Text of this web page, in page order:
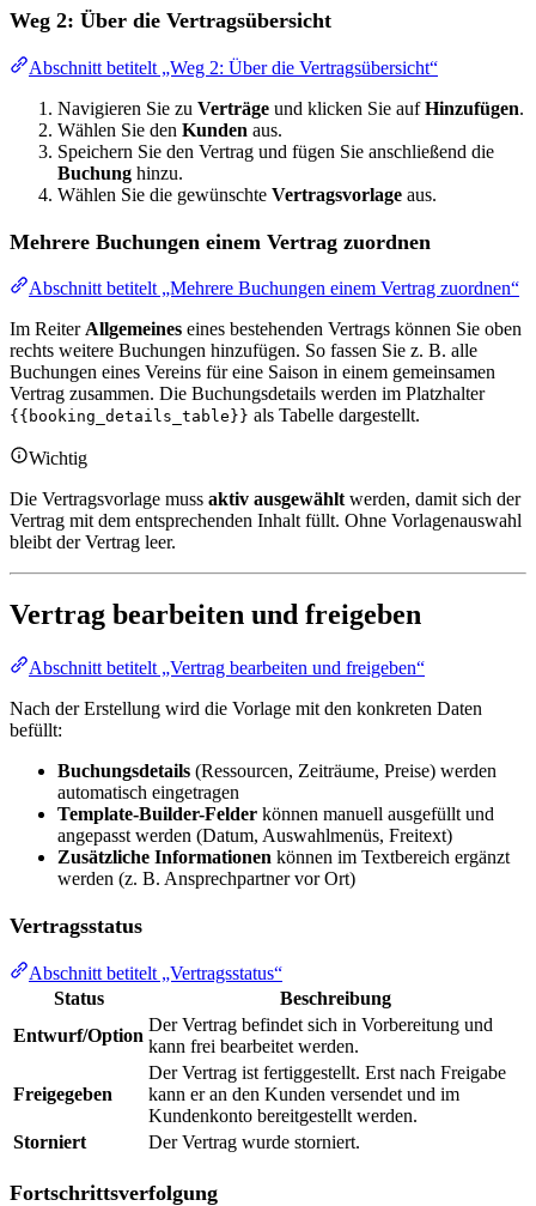
Weg 2: Über die Vertragsübersicht
Abschnitt betitelt „Weg 2: Über die Vertragsübersicht“
Navigieren Sie zu Verträge und klicken Sie aufHinzufügen.
Wählen Sie den Kunden aus.
Speichern Sie den Vertrag und fügen Sie anschließend die
Buchung hinzu.
Wählen Sie die gewünschte Vertragsvorlage aus.
Mehrere Buchungen einem Vertrag zuordnen
Abschnitt betitelt „Mehrere Buchungen einem Vertrag zuordnen“
Im ReiterAllgemeines eines bestehenden Vertrags können Sie oben
rechts weitere Buchungen hinzufügen. So fassen Sie z. B. alle
Buchungen eines Vereins für eine Saison in einem gemeinsamen
Vertrag zusammen. Die Buchungsdetails werden im Platzhalter
{{booking_details_table}} als Tabelle dargestellt.
Wichtig
Die Vertragsvorlage muss aktiv ausgewähltwerden, damit sich der
Vertrag mit dem entsprechenden Inhalt füllt. Ohne Vorlagenauswahl
bleibt der Vertrag leer.
Vertrag bearbeiten und freigeben
Abschnitt betitelt „Vertrag bearbeiten und freigeben“
Nach der Erstellung wird die Vorlage mit den konkreten Daten
befüllt:
Buchungsdetails (Ressourcen, Zeiträume, Preise) werden
automatisch eingetragen
Template-Builder-Felder können manuell ausgefüllt und
angepasst werden (Datum, Auswahlmenüs, Freitext)
Zusätzliche Informationen können im Textbereich ergänzt
werden (z. B. Ansprechpartner vor Ort)
Vertragsstatus
Abschnitt betitelt „Vertragsstatus“
Status
Beschreibung
Entwurf/Option
Der Vertrag befindet sich in Vorbereitung und
kann frei bearbeitet werden.
Freigegeben
Der Vertrag ist fertiggestellt. Erst nach Freigabe
kann er an den Kunden versendet und im
Kundenkonto bereitgestellt werden.
Storniert
Der Vertrag wurde storniert.
Fortschrittsverfolgung